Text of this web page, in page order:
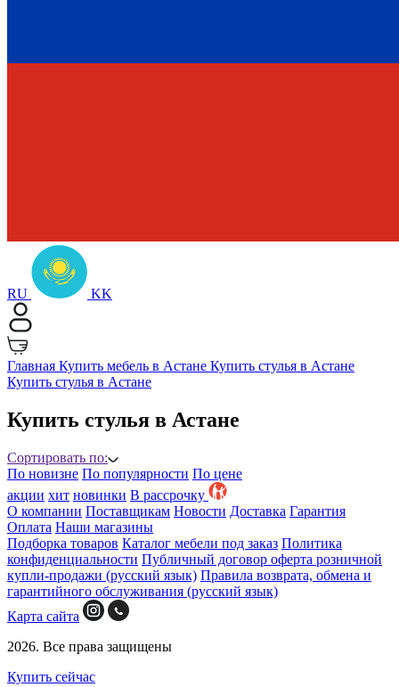
RU KK
Главная Купить мебель в Астане Купить стулья в Астане
Купить стулья в Астане
Купить стулья в Астане
Сортировать по:
По новизне По популярности По цене
акции хит новинки B рассрочку
О компании Поставщикам Новости Доставка Гарантия
Оплата Наши магазины
Подборка товаров Каталог мебели под заказ Политика
конфиденциальности Публичный договор оферта розничной
купли-продажи (русский язык) Правила возврата, обмена и
гарантийного обслуживания (русский язык)
Карта сайта
2026. Все права защищены
Купить сейчас